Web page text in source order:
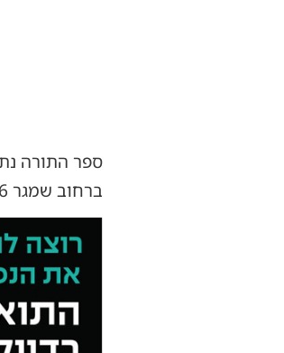
ספר התורה
ברחוב שמגר 16 בירושלים.